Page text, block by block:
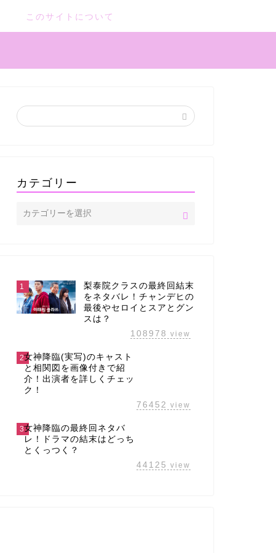
このサイトについて
カテゴリー
1
梨泰院クラスの最終回結末
をネタバレ！チャンデヒの
最後やセロイとスアとグン
スは？
108978 view
2女神降臨(実写)のキャスト
と相関図を画像付きで紹
介！出演者を詳しくチェッ
ク！
76452 view
3女神降臨の最終回ネタバ
レ！ドラマの結末はどっち
とくっつく？
44125 view